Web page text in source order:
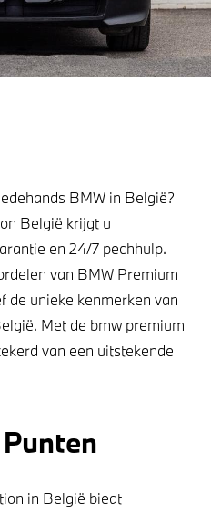
BMW in België?
België krijgt u
en 24/7 pechhulp.
van BMW Premium
de unieke kenmerken van
Met de bmw premium
van een uitstekende
in België biedt